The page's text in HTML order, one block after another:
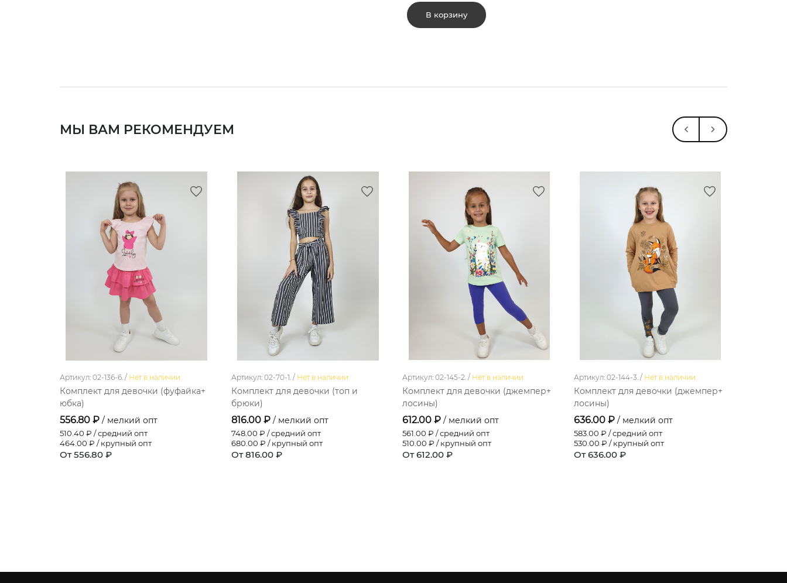
В корзину
МЫ ВАМ РЕКОМЕНДУЕМ
Артикул: 02-136-6. / Нет в наличии
Комплект для девочки (фуфайка+
юбка)
556.80 ₽ / мелкий опт
510.40 ₽ / средний опт
464.00 ₽ / крупный опт
От 556.80 ₽
Артикул: 02-70-1. / Нет в наличии
Комплект для девочки (топ и
брюки)
816.00 ₽ / мелкий опт
748.00 ₽ / средний опт
680.00 ₽ / крупный опт
От 816.00 ₽
Артикул: 02-145-2. / Нет в наличии
Комплект для девочки (джемпер+
лосины)
612.00 ₽ / мелкий опт
561.00 ₽ / средний опт
510.00 ₽ / крупный опт
От 612.00 ₽
Артикул: 02-144-3. / Нет в наличии
Комплект для девочки (джемпер+
лосины)
636.00 ₽ / мелкий опт
583.00 ₽ / средний опт
530.00 ₽ / крупный опт
От 636.00 ₽